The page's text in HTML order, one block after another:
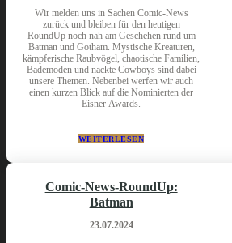
Wir melden uns in Sachen Comic-News
zurück und bleiben für den heutigen
RoundUp noch nah am Geschehen rund um
Batman und Gotham. Mystische Kreaturen,
kämpferische Raubvögel, chaotische Familien,
Bademoden und nackte Cowboys sind dabei
unsere Themen. Nebenbei werfen wir auch
einen kurzen Blick auf die Nominierten der
Eisner Awards.
WEITERLESEN
Comic-News-RoundUp:
Batman
23.07.2024